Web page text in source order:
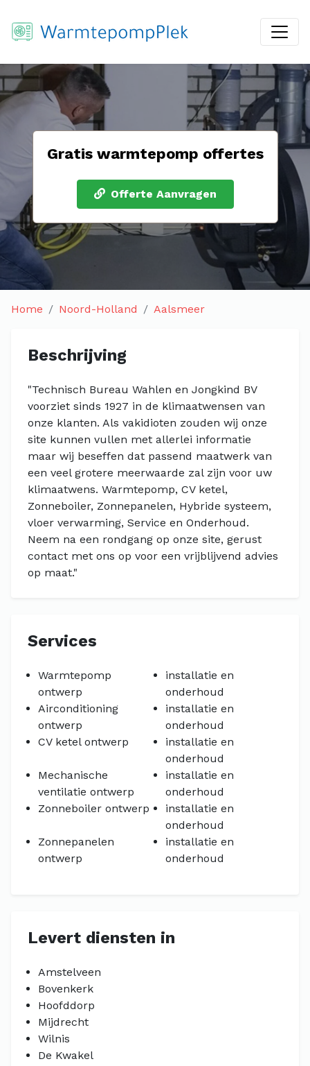
Gratis warmtepomp offertes
Offerte Aanvragen
Home Noord-Holland Aalsmeer
Beschrijving
"Technisch Bureau Wahlen en Jongkind BV
voorziet sinds 1927 in de klimaatwensen van
onze klanten. Als vakidioten zouden wij onze
site kunnen vullen met allerlei informatie
maar wij beseffen dat passend maatwerk van
een veel grotere meerwaarde zal zijn voor uw
klimaatwens. Warmtepomp, CV ketel,
Zonneboiler, Zonnepanelen, Hybride systeem,
vloer verwarming, Service en Onderhoud.
Neem na een rondgang op onze site, gerust
contact met ons op voor een vrijblijvend advies
op maat."
Services
Warmtepomp
ontwerp
installatie en
onderhoud
Airconditioning
ontwerp
installatie en
onderhoud
CV ketel ontwerp
installatie en
onderhoud
Mechanische
ventilatie ontwerp
installatie en
onderhoud
Zonneboiler ontwerp
installatie en
onderhoud
Zonnepanelen
ontwerp
installatie en
onderhoud
Levert diensten in
Amstelveen
Bovenkerk
Hoofddorp
Mijdrecht
Wilnis
De Kwakel